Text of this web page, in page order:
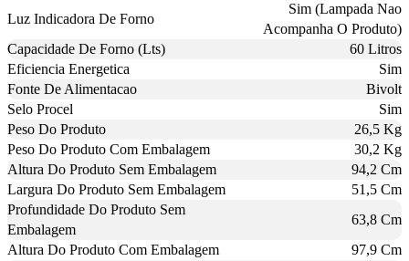
Luz Indicadora De Forno
Sim (Lampada Nao
Acompanha O Produto)
Capacidade De Forno (Lts)
60 Litros
Eficiencia Energetica
Sim
Fonte De Alimentacao
Bivolt
Selo Procel
Sim
Peso Do Produto
26,5 Kg
Peso Do Produto Com Embalagem
30,2 Kg
Altura Do Produto Sem Embalagem
94,2 Cm
Largura Do Produto Sem Embalagem
51,5 Cm
Profundidade Do Produto Sem
Embalagem
63,8 Cm
Altura Do Produto Com Embalagem
97,9 Cm